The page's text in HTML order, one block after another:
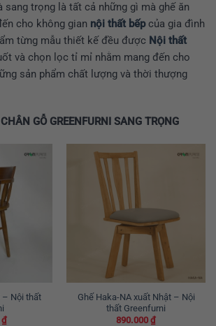
sang trọng là tất cả những gì mà ghế ăn
cho không gian nội thất bếpcủa gia đình
từng mẫu thiết kế đều được Nội thất
và chọn lọc tỉ mỉ nhằm mang đến cho
sản phẩm chất lượng và thời thượng
GỖ GREENFURNI SANG TRỌNG
– Nội thất
₫
Ghế Haka-NA xuất Nhật – Nội
thất Greenfurni
890.000 ₫